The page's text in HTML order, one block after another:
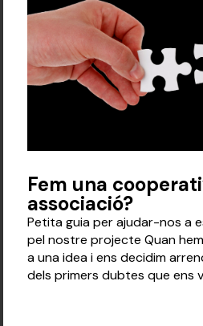
Fem una
associació?
Petita guia per ajudar-nos a
pel nostre projecte Quan
a una idea i ens decidim
dels primers dubtes que ens